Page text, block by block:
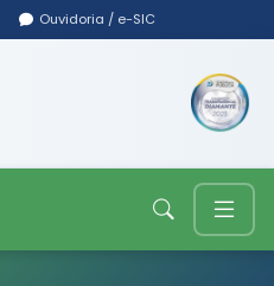
Ouvidoria / e-SIC